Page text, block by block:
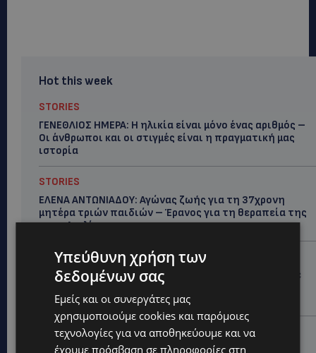
Hot this week
STORIES
ΓΕΝΕΘΛΙΟΣ ΗΜΕΡΑ: Η ηλικία είναι μόνο ένας αριθμός –
Οι άνθρωποι και οι στιγμές είναι η πραγματική μας
ιστορία
STORIES
ΕΛΕΝΑ ΑΝΤΩΝΙΑΔΟΥ: Αγώνας ζωής για τη 37χρονη
μητέρα τριών παιδιών – Έρανος για τη θεραπεία της
στην Αγγλία
UPDATES
ΚΑΤΑΓΓΕΛΙΑ: Για άνδρα που φέρεται να παρενοχλούσε
γυναίκες στο Δασούδι – Σε εξέλιξη οι αστυνομικές
έρευνες
UPDATES
ΛΕΥΚΩΣΙΑ: Γιατί ένας 16χρονος φέρεται να έβαλε
Υπεύθυνη χρήση των
δεδομένων σας
Εμείς και οι συνεργάτες μας
χρησιμοποιούμε cookies και παρόμοιες
τεχνολογίες για να αποθηκεύουμε και να
έχουμε πρόσβαση σε πληροφορίες στη